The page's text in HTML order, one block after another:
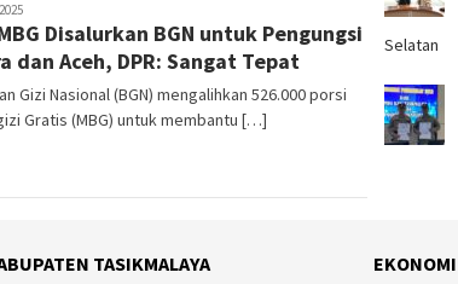
Disalurkan BGN untuk Pengungsi
dan Aceh, DPR: Sangat Tepat
Gizi Nasional (BGN) mengalihkan 526.000 porsi
Gratis (MBG) untuk membantu […]
Selatan
TASIKMALAYA EKONOMI